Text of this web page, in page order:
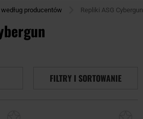
producentów Repliki ASG Cybergun
FILTRY I SORTOWANIE